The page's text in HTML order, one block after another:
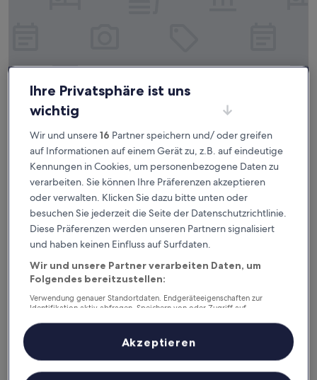
Americas Best Value Inn Monroe
Sterne-
Unterkunft
2,5 km von Flughafen Monroe Regional (MLU) entfernt
Gut,
(743
Bewertungen)
7,6/10 Gut (743 Bewertungen)
Preis
beträgt
inkl. Steuern & Gebühren
1. Sept.–2. Sept.
Ihre Privatsphäre ist uns
wichtig
Wir und unsere16 Partner speichern und/ oder greifen
auf Informationen auf einem Gerät zu, z.B. auf eindeutige
Kennungen in Cookies, um personenbezogene Daten zu
verarbeiten. Sie können Ihre Präferenzen akzeptieren
oder verwalten. Klicken Sie dazu bitte unten oder
besuchen Sie jederzeit die Seite der Datenschutzrichtlinie.
Diese Präferenzen werden unseren Partnern signalisiert
und haben keinen Einfluss auf Surfdaten.
Wir und unsere Partner verarbeiten Daten, um
Folgendes bereitzustellen:
Verwendung genauer Standortdaten. Endgeräteeigenschaften zur
Identifikation aktiv abfragen. Speichern von oder Zugriff auf
Inhalte, Messung von Werbeleistung und der Performance von Inhalten,
Zielgruppenforschung sowie Entwicklung und Verbesserung von
Liste der Partner (Lieferanten)
Akzeptieren